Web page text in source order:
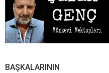
BAŞKALARININ